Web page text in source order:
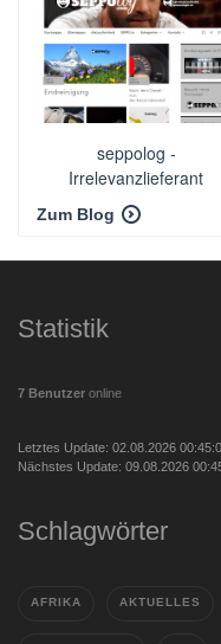
seppolog -
Irrelevanzlieferant
Zum Blog
Statistik
7 Benutzer online
Letztes Update: 02.08.2026
Nächstes Update: 09.08.2026
Schlagwörter
AFRIKA AKTUELLES